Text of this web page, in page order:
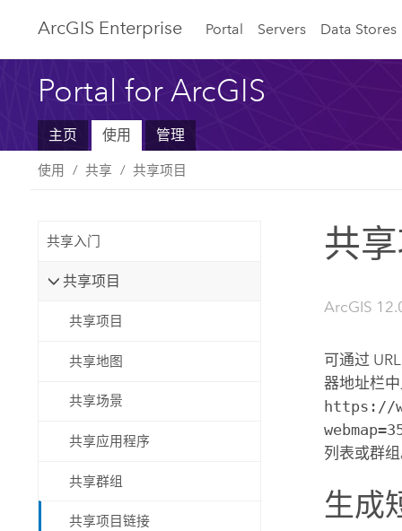
ArcGIS Enterprise Portal Servers Data Stores
Portal for ArcGIS
主页 使用 管理
使用 共享 共享项目
共享入门
共享项目
共享项目
共享地图
共享场景
共享应用程序
共享群组
共享项目链接
共
ArcGIS
可通过
器地址栏
https://
列表或群
生成